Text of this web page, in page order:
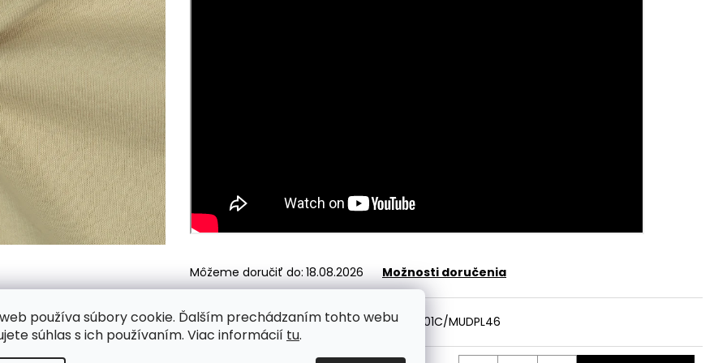
používa súbory cookie. Ďalším prechádzaním tohto webu
súhlas s ich používaním. Viac informácií tu.
Môžeme doručiť do: 18.08.2026 Možnosti doručenia
Skladom Kód: MVBP401C/MUDPL46